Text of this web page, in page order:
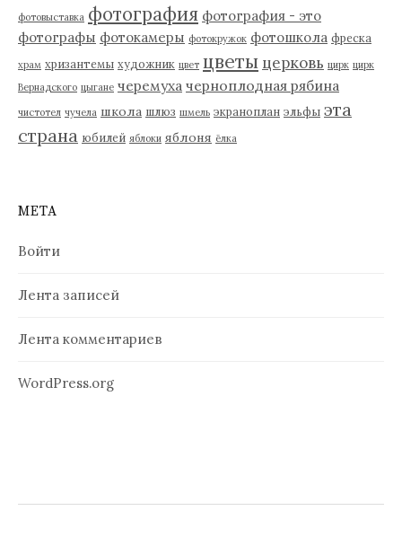
фотовыставка фотография фотография - это
фотографы фотокамеры фотокружок фотошкола фреска
храм хризантемы художник цвет цветы церковь цирк цирк
Вернадского цыгане черемуха черноплодная рябина
чистотел чучела школа шлюз шмель экраноплан эльфы эта
страна юбилей яблоки яблоня ёлка
МЕТА
Войти
Лента записей
Лента комментариев
WordPress.org